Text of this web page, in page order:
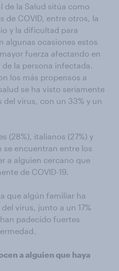
de la Salud sitúa como
de COVID, entre otros, la
y la dificultad para
algunas ocasiones estos
fuerza afectando en
la persona infectada.
los más propensos a
se ha visto seriamente
virus, con un 33% y un
(28%), italianos (27%) y
se encuentran entre los
a alguien cercano que
de COVID-19.
que algún familiar ha
virus, junto a un 17%
padecido fuertes
a alguien que haya